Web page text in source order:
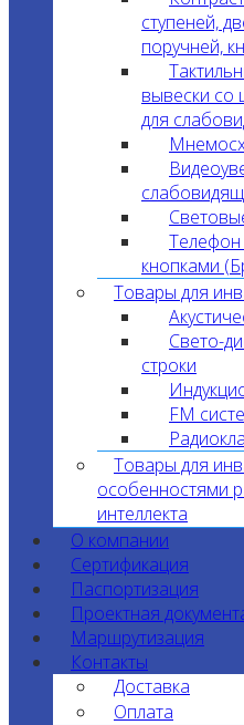
ступеней,
поручней,
вывески
для
кнопками
Товары для
Свето-
строки
FM
Товары для
особенностями
интеллекта
О компании
Сертификация
Паспортизация
Проектная
Маршрутизация
Контакты
Доставка
Оплата